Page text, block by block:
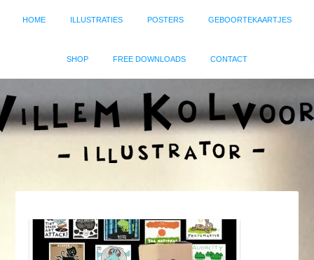
HOME ILLUSTRATIES POSTERS GEBOORTEKAARTJES
SHOP FREE DOWNLOADS CONTACT